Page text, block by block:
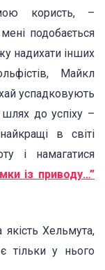
користь, –
подобається
надихати інших
Майкл
успадковують
до успіху –
в світі
і намагатися
із приводу…”
Хельмута,
тільки у нього